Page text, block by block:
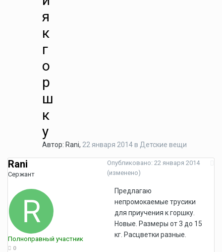
я
к
г
о
р
ш
к
у
Автор: Rani, 22 января 2014в Детские вещи
Rani
Сержант
Полноправный участник
0
Опубликовано: 22 января 2014
(изменено)
Предлагаю
непромокаемые трусики
для приучения к горшку.
Новые. Размеры от 3 до 15
кг. Расцветки разные.